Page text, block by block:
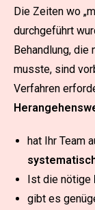
Die Zeiten wo
durchgeführt
Behandlung, die
musste, sind
Verfahren
hat Ihr Team
Ist die nötige
gibt es